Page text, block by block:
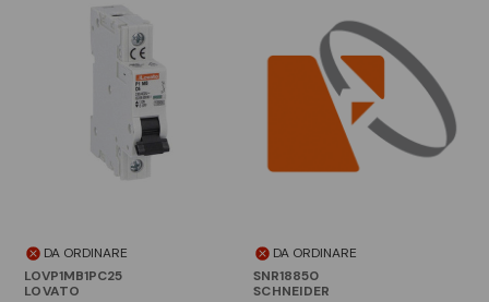
DA ORDINARE
LOVP1MB1PC25
LOVATO
DA ORDINARE
SNR18850
SCHNEIDER